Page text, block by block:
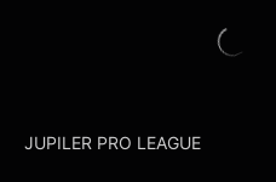
JUPILER PRO LEAGUE